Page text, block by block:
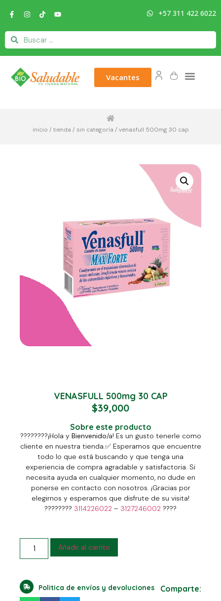
+57 311 422 6022
Vacantes
inicio / tienda / sin categoría / venasfull 500mg 30 cap
VENASFULL 500mg 30 CAP
$39,000
Sobre este producto
????????¡Hola y Bienvenido/a! Es un gusto tenerle como
cliente en nuestra tienda.✅Esperamos que encuentre
todo lo que está buscando y que tenga una
experiencia de compra agradable y satisfactoria. Si
necesita ayuda en cualquier momento, no dude en
ponerse en contacto con nosotros. ¡Gracias por
elegirnos y esperamos que disfrute de su visita!
???????? 3114226022 – 3127246002 ????
Añadir al carrito
Politica de envíos y devoluciones Comparte: